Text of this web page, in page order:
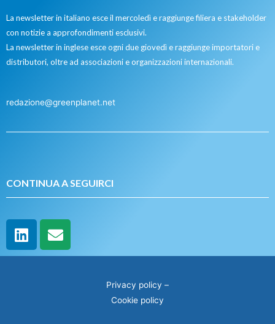
La newsletter in italiano esce il mercoledì e raggiunge filiera e stakeholder
con notizie a approfondimenti esclusivi.
La newsletter in inglese esce ogni due giovedì e raggiunge importatori e
distributori, oltre ad associazioni e organizzazioni internazionali.
redazione@greenplanet.net
CONTINUA A SEGUIRCI
Privacy policy –
Cookie policy